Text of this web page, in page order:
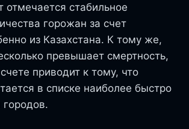
отмечается стабильное
горожан за счет
из Казахстана. К тому же,
превышает смертность,
приводит к тому, что
в списке наиболее быстро